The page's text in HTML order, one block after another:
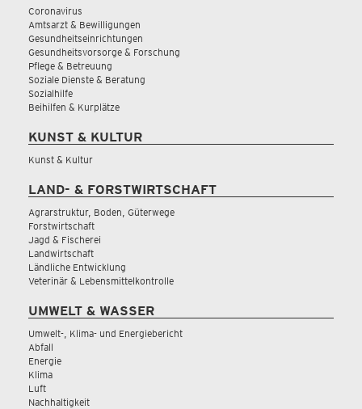
Coronavirus
Amtsarzt & Bewilligungen
Gesundheitseinrichtungen
Gesundheitsvorsorge & Forschung
Pflege & Betreuung
Soziale Dienste & Beratung
Sozialhilfe
Beihilfen & Kurplätze
KUNST & KULTUR
Kunst & Kultur
LAND- & FORSTWIRTSCHAFT
Agrarstruktur, Boden, Güterwege
Forstwirtschaft
Jagd & Fischerei
Landwirtschaft
Ländliche Entwicklung
Veterinär & Lebensmittelkontrolle
UMWELT & WASSER
Umwelt-, Klima- und Energiebericht
Abfall
Energie
Klima
Luft
Nachhaltigkeit